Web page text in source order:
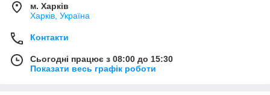
м. Харків
Харків, Україна
Контакти
Сьогодні працює з 08:00 до 15:30
Показати весь графік роботи